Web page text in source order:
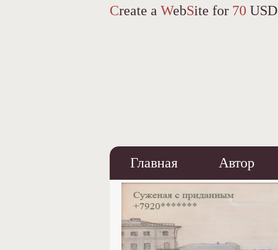
Create a WebSite for 70 USD
Главная Автор